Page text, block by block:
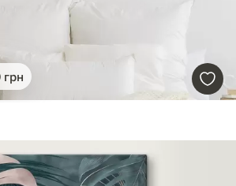
грн